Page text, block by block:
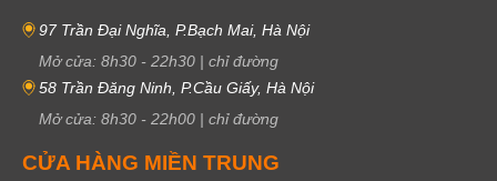
97 Trần Đại Nghĩa, P.Bạch Mai, Hà Nội
Mở cửa: 8h30 - 22h30 | chỉ đường
58 Trần Đăng Ninh, P.Cầu Giấy, Hà Nội
Mở cửa: 8h30 - 22h00 | chỉ đường
CỬA HÀNG MIỀN TRUNG